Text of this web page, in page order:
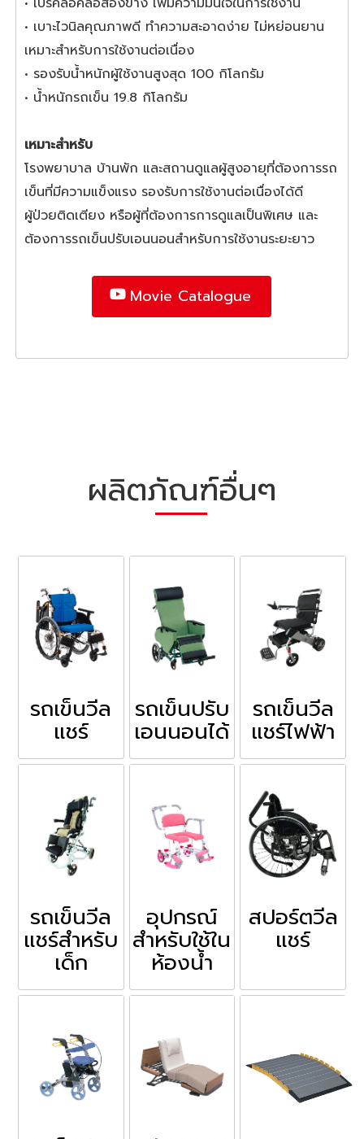
• เบาะไวนิลคุณภาพดี ทำความสะอาดง่าย ไม่หย่อนยาน
เหมาะสำหรับการใช้งานต่อเนื่อง
• รองรับน้ำหนักผู้ใช้งานสูงสุด 100 กิโลกรัม
• น้ำหนักรถเข็น 19.8 กิโลกรัม
เหมาะสำหรับ
โรงพยาบาล บ้านพัก และสถานดูแลผู้สูงอายุที่ต้องการรถ
เข็นที่มีความแข็งแรง รองรับการใช้งานต่อเนื่องได้ดี
ผู้ป่วยติดเตียง หรือผู้ที่ต้องการการดูแลเป็นพิเศษ และ
ต้องการรถเข็นปรับเอนนอนสำหรับการใช้งานระยะยาว
Movie Catalogue
ผลิตภัณฑ์อื่นๆ
รถเข็นวีล
แชร์
รถเข็นปรับ
เอนนอนได้
รถเข็นวีล
แชร์ไฟฟ้า
รถเข็นวีล
แชร์สำหรับ
เด็ก
อุปกรณ์
สำหรับใช้ใน
ห้องน้ำ
สปอร์ตวีล
แชร์